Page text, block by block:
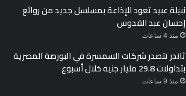
نبيلة عبيد تعود للإذاعة بمسلسل جديد من روائع
إحسان عبد القدوس
منذ 4 ساعات
ثاندر تتصدر شركات السمسرة في البورصة المصرية
بتداولات 29.8 مليار جنيه خلال أسبوع
منذ 9 ساعات